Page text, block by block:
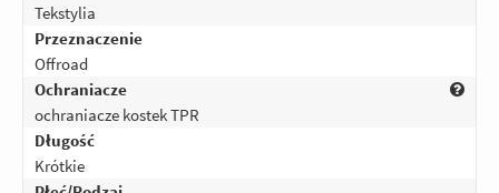
Tekstylia
Przeznaczenie
Offroad
Ochraniacze
ochraniacze kostek TPR
Długość
Krótkie